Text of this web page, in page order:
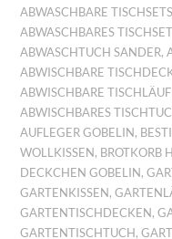
ABWASCHBARE TISCHSETS
ABWASCHBARES TISCHSET
ABWASCHTUCH SANDER,
ABWISCHBARE
ABWISCHBARE
ABWISCHBARES
AUFLEGER GOBELIN,
WOLLKISSEN, BROTKORB
DECKCHEN GOBELIN,
GARTENKISSEN,
GARTENTISCHDECKEN,
GARTENTISCHTUCH,